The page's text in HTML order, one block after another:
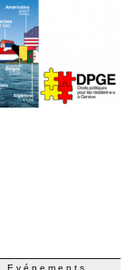
Evénements